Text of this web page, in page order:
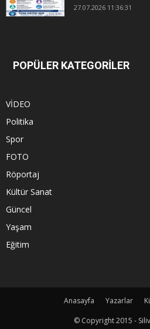
27.07.2026 11:36:31
POPÜLER KATEGORİLER
VİDEO
Politika
Spor
FOTO
Röportaj
Kültür Sanat
Güncel
Yaşam
Eğitim
Anasayfa Yazarlar
© Copyright 2015 -